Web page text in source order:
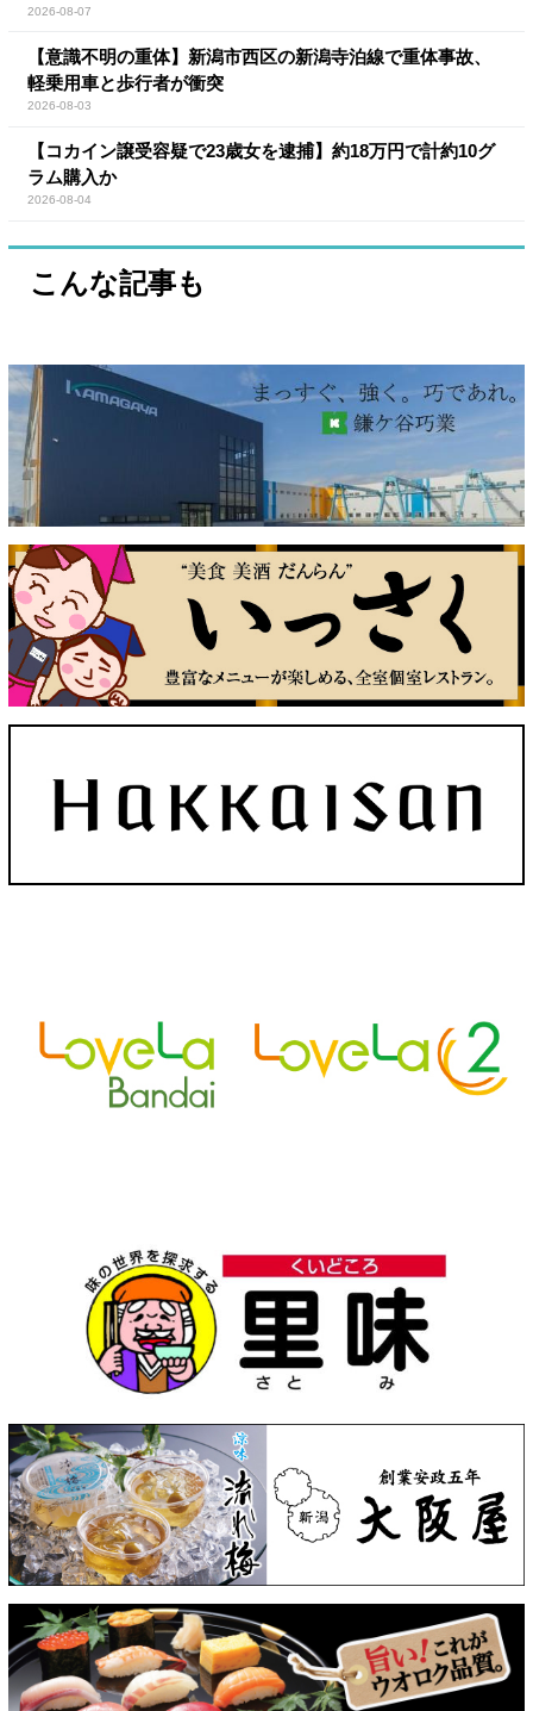
2026-08-07
【意識不明の重体】新潟市西区の新潟寺泊線で重体事故、
軽乗用車と歩行者が衝突
2026-08-03
【コカイン譲受容疑で23歳女を逮捕】約18万円で計約10グ
ラム購入か
2026-08-04
こんな記事も